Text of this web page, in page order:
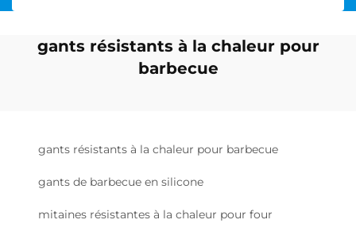
gants résistants à la chaleur pour
barbecue
gants résistants à la chaleur pour barbecue
gants de barbecue en silicone
mitaines résistantes à la chaleur pour four